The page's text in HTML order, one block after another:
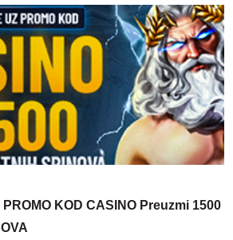
KOD CASINO Preuzmi 1500